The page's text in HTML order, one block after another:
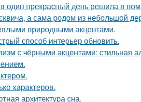
один прекрасный день решила я
а сама родом из небольшой
природными акцентами.
способ интерьер обновить.
с чёрными акцентами: стильная
характеров.
архитектура сна.